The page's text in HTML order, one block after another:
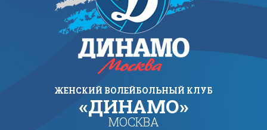
ЖЕНСКИЙ ВОЛЕЙБОЛЬНЫЙ КЛУБ
«ДИНАМО»
МОСКВА